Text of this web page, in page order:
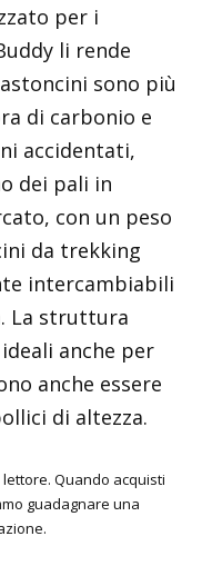
per i
li rende
sono più
di carbonio e
accidentati,
dei pali in
con un peso
da trekking
intercambiabili
La struttura
anche per
anche essere
di altezza.
Quando acquisti
guadagnare una